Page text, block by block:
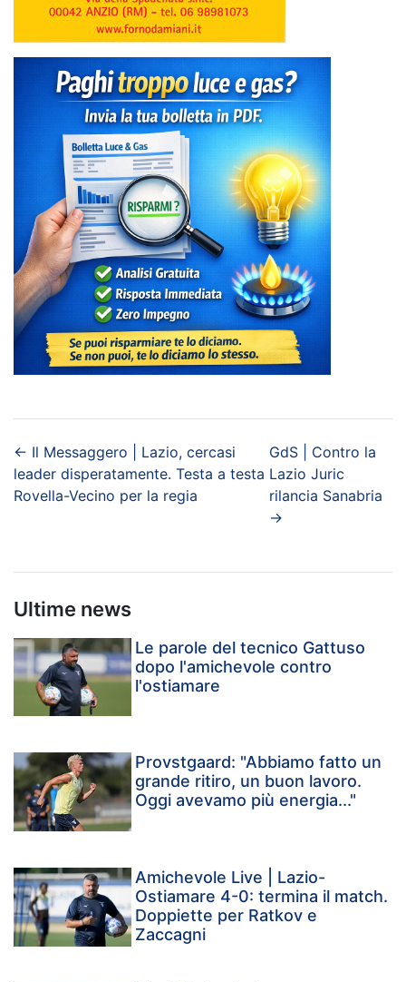
← Il Messaggero | Lazio, cercasi
leader disperatamente. Testa a testa
Rovella-Vecino per la regia
GdS | Contro la
Lazio Juric
rilancia Sanabria
→
Ultime news
Le parole del tecnico Gattuso
dopo l'amichevole contro
l'ostiamare
Provstgaard: "Abbiamo fatto un
grande ritiro, un buon lavoro.
Oggi avevamo più energia..."
Amichevole Live | Lazio-
Ostiamare 4-0: termina il match.
Doppiette per Ratkov e
Zaccagni